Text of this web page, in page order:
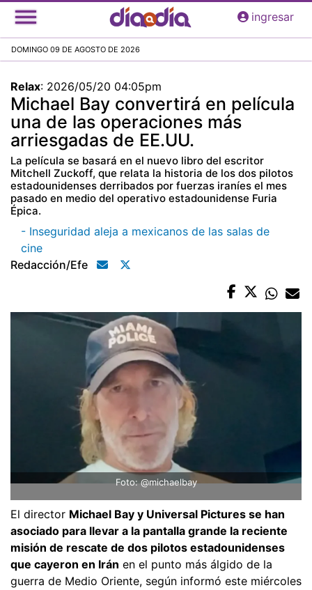
Pasar
al
principal
ingresar
DOMINGO 09 DE AGOSTO DE 2026
Relax: 2026/05/20 04:05pm
Michael Bay convertirá en película
una de las operaciones más
arriesgadas de EE.UU.
La película se basará en el nuevo libro del escritor
Mitchell Zuckoff, que relata la historia de los dos pilotos
estadounidenses derribados por fuerzas iraníes el mes
pasado en medio del operativo estadounidense Furia
Épica.
- Inseguridad aleja a mexicanos de las salas de
cine
Redacción/efe
Foto: @michaelbay
El director Michael Bay y Universal Pictures se han
asociado para llevar a la pantalla grande la reciente
misión de rescate de dos pilotos estadounidenses
que cayeron en Irán en el punto más álgido de la
guerra de Medio Oriente, según informó este miércoles